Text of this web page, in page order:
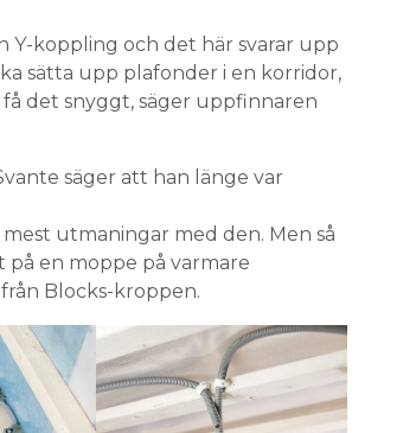
Y-koppling och det här svarar upp
sätta upp plafonder i en korridor,
det snyggt, säger uppfinnaren
säger att han länge var
utmaningar med den. Men så
på en moppe på varmare
Blocks-kroppen.